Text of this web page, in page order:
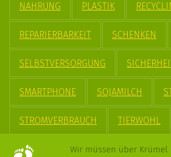
Wir müssen über Krümel
NAHRUNG PLASTIK
REPARIERBARKEIT SCHENKEN
SELBSTVERSORGUNG
SMARTPHONE SOJAMILCH
STROMVERBRAUCH TIERWOHL
TREND UPCYCLING VEGAN